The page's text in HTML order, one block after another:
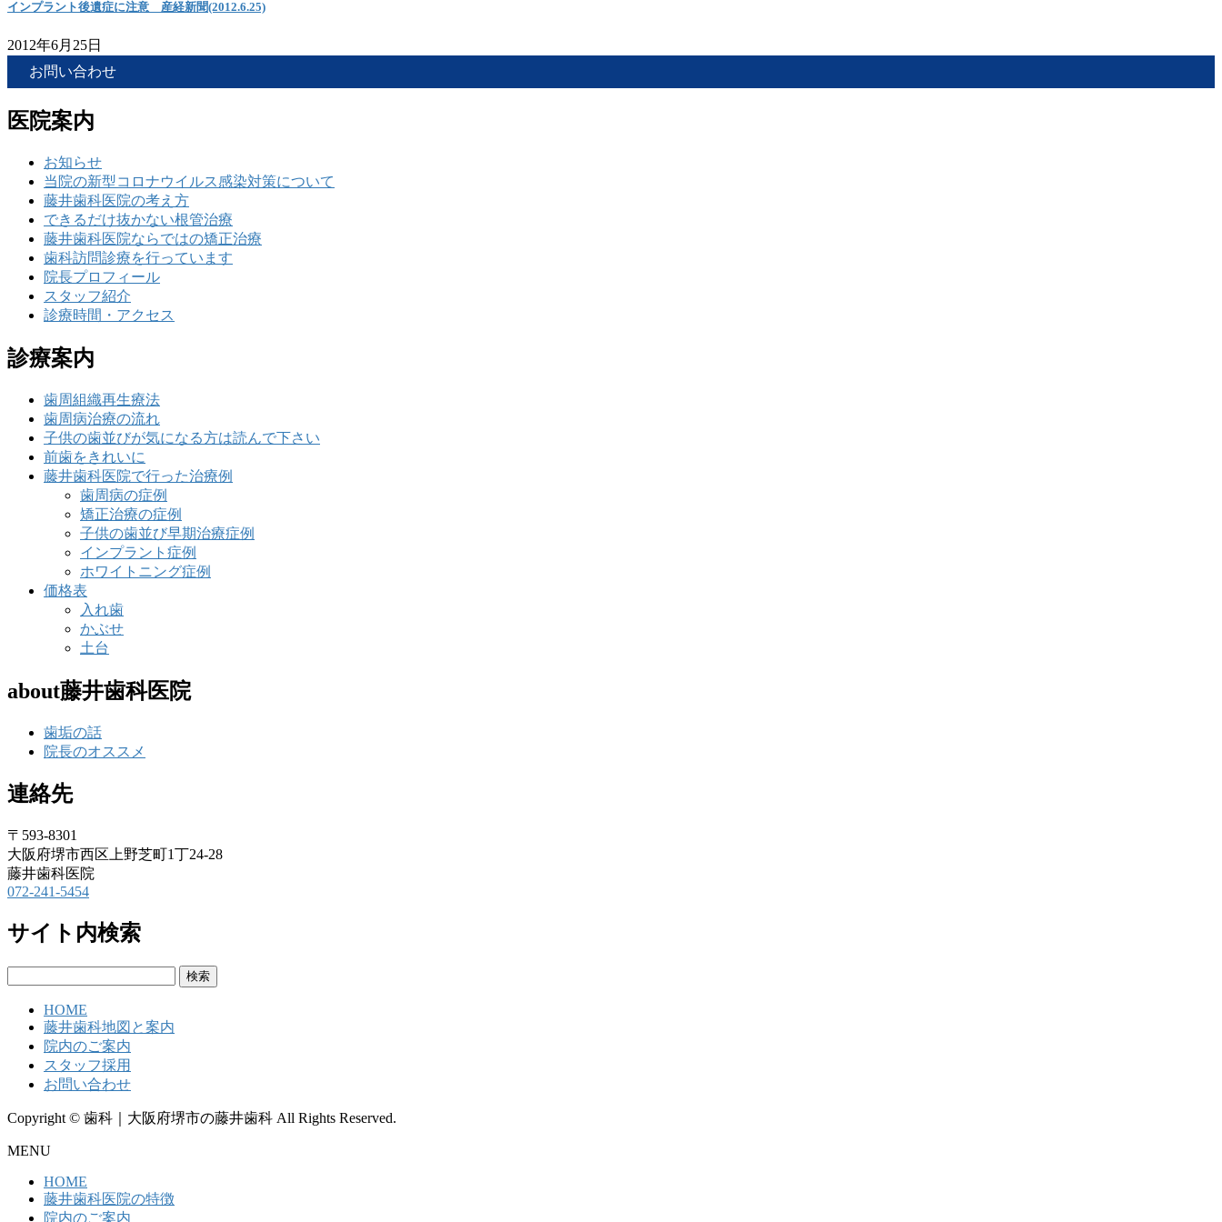
インプラント後遺症に注意 産経新聞(2012.6.25)
2012年6月25日
お問い合わせ
医院案内
お知らせ
当院の新型コロナウイルス感染対策について
藤井歯科医院の考え方
できるだけ抜かない根管治療
藤井歯科医院ならではの矯正治療
歯科訪問診療を行っています
院長プロフィール
スタッフ紹介
診療時間・アクセス
診療案内
歯周組織再生療法
歯周病治療の流れ
子供の歯並びが気になる方は読んで下さい
前歯をきれいに
藤井歯科医院で行った治療例
歯周病の症例
矯正治療の症例
子供の歯並び早期治療症例
インプラント症例
ホワイトニング症例
価格表
入れ歯
かぶせ
土台
about藤井歯科医院
歯垢の話
院長のオススメ
連絡先
〒593-8301
大阪府堺市西区上野芝町1丁24-28
藤井歯科医院
072-241-5454
サイト内検索
HOME
藤井歯科地図と案内
院内のご案内
スタッフ採用
お問い合わせ
Copyright © 歯科｜大阪府堺市の藤井歯科 All Rights Reserved.
MENU
HOME
藤井歯科医院の特徴
院内のご案内